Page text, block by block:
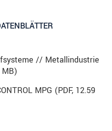
// Metallindustrie
MB)
MPG (PDF, 12.59